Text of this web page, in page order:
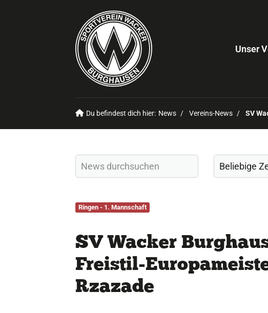
Unser
Du befindest dich hier: News Vereins-News SV
Ringen - 1. Mannschaft
SV Wacker
Freistil-
Rzazade